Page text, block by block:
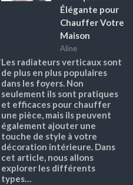
Élégante pour
Chauffer Votre
Maison
Aline
Les radiateurs verticaux sont
de plus en plus populaires
dans les foyers. Non
seulement ils sont pratiques
et efficaces pour chauffer
une pièce, mais ils peuvent
également ajouter une
touche de style à votre
décoration intérieure. Dans
cet article, nous allons
explorer les différents
types…